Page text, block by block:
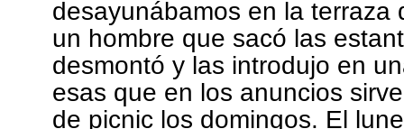
desayunábamos en la terraza
un hombre que sacó las
desmontó y las introdujo en
esas que en los anuncios
de picnic los domingos. El